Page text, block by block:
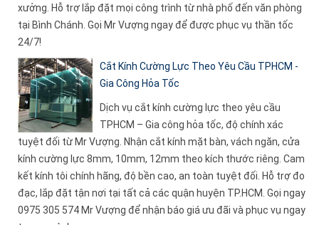
xưởng. Hỗ trợ lắp đặt mọi công trình từ nhà phố đến văn phòng
tại Bình Chánh. Gọi Mr Vượng ngay để được phục vụ thần tốc
24/7!
Cắt Kính Cường Lực Theo Yêu Cầu TPHCM -
Gia Công Hỏa Tốc
Dịch vụ cắt kính cường lực theo yêu cầu
TPHCM – Gia công hỏa tốc, độ chính xác
tuyệt đối từ Mr Vượng. Nhận cắt kính mặt bàn, vách ngăn, cửa
kính cường lực 8mm, 10mm, 12mm theo kích thước riêng. Cam
kết kính tôi chính hãng, độ bền cao, an toàn tuyệt đối. Hỗ trợ đo
đạc, lắp đặt tận nơi tại tất cả các quận huyện TP.HCM. Gọi ngay
0975 305 574 Mr Vượng để nhận báo giá ưu đãi và phục vụ ngay